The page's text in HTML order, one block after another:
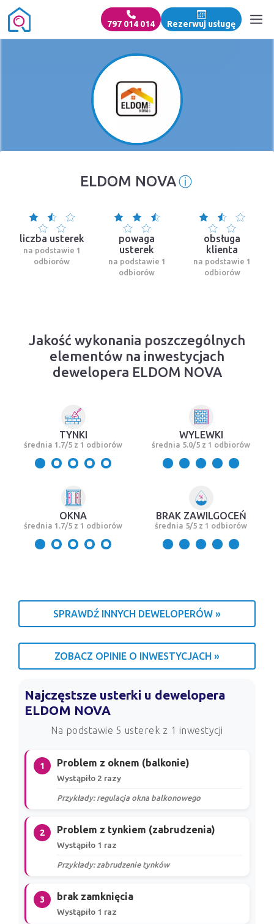
797 014 014 Rezerwuj usługę
ELDOM NOVAⓘInformacja o
liczba usterek
na podstawie 1
odbiorów
powaga
usterek
na podstawie 1
odbiorów
obsługa
klienta
na podstawie 1
odbiorów
Jakość wykonania poszczególnych
elementów na inwestycjach
dewelopera ELDOM NOVA
TYNKI
średnia 1.7/5 z 1 odbiorów
WYLEWKI
średnia 5.0/5 z 1 odbiorów
OKNA
średnia 1.7/5 z 1 odbiorów
BRAK ZAWILGOCEŃ
średnia 5/5 z 1 odbiorów
SPRAWDŹ INNYCH DEWELOPERÓW »
ZOBACZ OPINIE O INWESTYCJACH »
Najczęstsze usterki u dewelopera
ELDOM NOVA
Na podstawie 5 usterek z 1 inwestycji
1 Problem z oknem (balkonie)
Wystąpiło 2 razy
Przykłady: regulacja okna balkonowego
2 Problem z tynkiem (zabrudzenia)
Wystąpiło 1 raz
Przykłady: zabrudzenie tynków
3 brak zamknięcia
Wystąpiło 1 raz